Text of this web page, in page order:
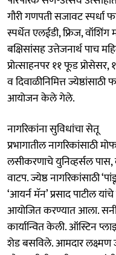
गौरी गणपती सजावट स्पर्धा
स्पर्धेत एलईडी, फ्रिज,
बक्षिसांसह उत्तेजनार्थ पाच
प्रोत्साहनपर ११ फूड
व दिवाळीनिमित्त
आयोजन केले गेले.
नागरिकांना सुविधांचा सेतू
प्रभागातील नागरिकांसाठी
लसीकरणाचे युनिव्हर्सल पास,
वाटप. ज्येष्ठ नागरिकांसाठी
‘आयर्न मॅन’ प्रसाद पाटील
आयोजित करण्यात आला.
कार्यान्वित केली. ऑस्टिन
शेड बसविले. आमदार लक्ष्मण